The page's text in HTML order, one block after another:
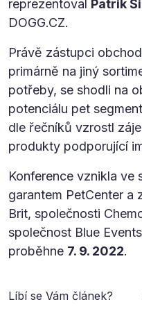
reprezentoval Patrik
DOGG.CZ.
Právě zástupci
primárně na jiný
potřeby, se shodli na
potenciálu pet
dle řečníků vzrostl
produkty podporující
Konference vznikla ve
garantem PetCenter
Brit, společnosti
společnost Blue
proběhne 7. 9. 2022.
Líbí se Vám článek?